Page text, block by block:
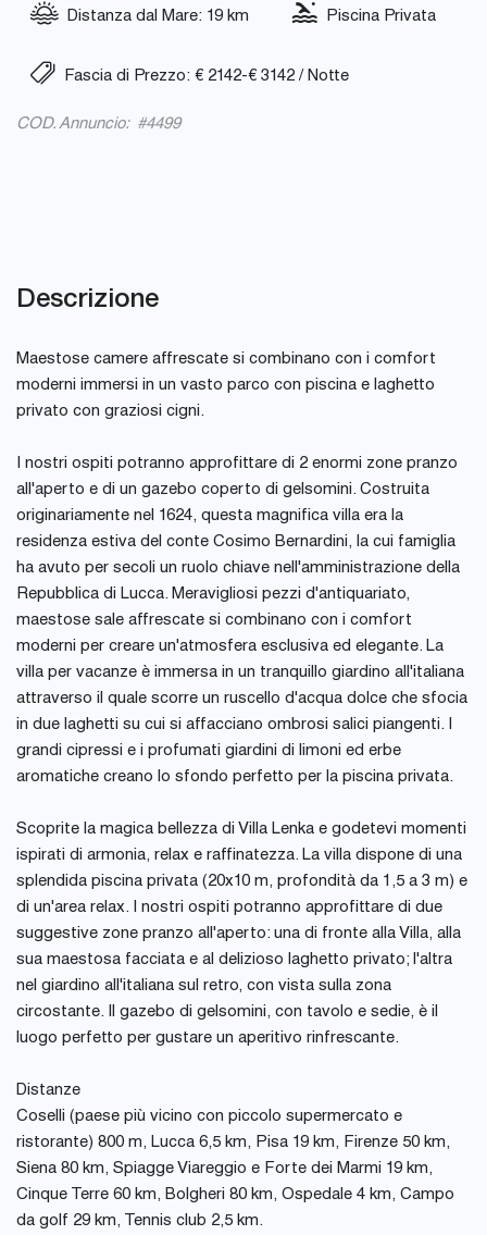
Distanza dal Mare: 19 km Piscina Privata
Fascia di Prezzo: € 2142-€ 3142 / Notte
COD. Annuncio: #4499
Descrizione
Maestose camere affrescate si combinano con i comfort
moderni immersi in un vasto parco con piscina e laghetto
privato con graziosi cigni.
I nostri ospiti potranno approfittare di 2 enormi zone pranzo
all'aperto e di un gazebo coperto di gelsomini. Costruita
originariamente nel 1624, questa magnifica villa era la
residenza estiva del conte Cosimo Bernardini, la cui famiglia
ha avuto per secoli un ruolo chiave nell'amministrazione della
Repubblica di Lucca. Meravigliosi pezzi d'antiquariato,
maestose sale affrescate si combinano con i comfort
moderni per creare un'atmosfera esclusiva ed elegante. La
villa per vacanze è immersa in un tranquillo giardino all'italiana
attraverso il quale scorre un ruscello d'acqua dolce che sfocia
in due laghetti su cui si affacciano ombrosi salici piangenti. I
grandi cipressi e i profumati giardini di limoni ed erbe
aromatiche creano lo sfondo perfetto per la piscina privata.
Scoprite la magica bellezza di Villa Lenka e godetevi momenti
ispirati di armonia, relax e raffinatezza. La villa dispone di una
splendida piscina privata (20x10 m, profondità da 1,5 a 3 m) e
di un'area relax. I nostri ospiti potranno approfittare di due
suggestive zone pranzo all'aperto: una di fronte alla Villa, alla
sua maestosa facciata e al delizioso laghetto privato; l'altra
nel giardino all'italiana sul retro, con vista sulla zona
circostante. Il gazebo di gelsomini, con tavolo e sedie, è il
luogo perfetto per gustare un aperitivo rinfrescante.
Distanze
Coselli (paese più vicino con piccolo supermercato e
ristorante) 800 m, Lucca 6,5 km, Pisa 19 km, Firenze 50 km,
Siena 80 km, Spiagge Viareggio e Forte dei Marmi 19 km,
Cinque Terre 60 km, Bolgheri 80 km, Ospedale 4 km, Campo
da golf 29 km, Tennis club 2,5 km.